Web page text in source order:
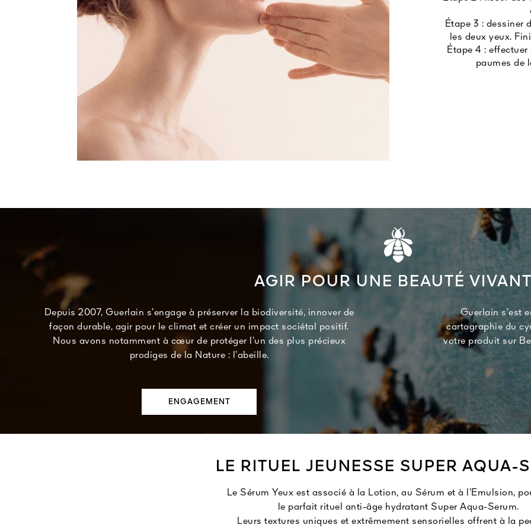
Étape 3 : dessiner
les deux yeux.
Étape 4 :
paumes de
AGIR POUR UNE BEAUTÉ
Depuis 2007, Guerlain s’engage à préserver la biodiversité, innover de
façon durable, agir pour le climat et créer un impact sociétal positif.
Nous avons notamment à cœur de protéger l’un des plus précieux
prodiges de la Nature : l’abeille.
ENGAGEMENT
Guerlain s’est
cartographie du
votre produit sur
LE RITUEL JEUNESSE SUPER AQUA-
Le Sérum Yeux est associé à la Lotion, au Sérum et à l’Emulsion,
le parfait rituel anti-âge hydratant Super Aqua-Serum.
Leurs textures uniques et extrêmement sensorielles offrent à la